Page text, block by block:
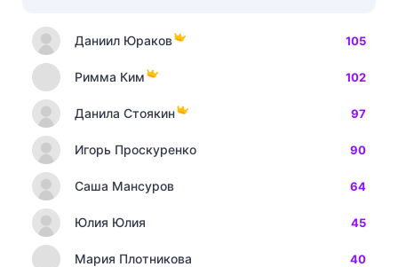
Даниил Юраков 105
Римма Ким 102
Данила Стоякин 97
Игорь Проскуренко 90
Саша Мансуров 64
Юлия Юлия 45
Мария Плотникова 40